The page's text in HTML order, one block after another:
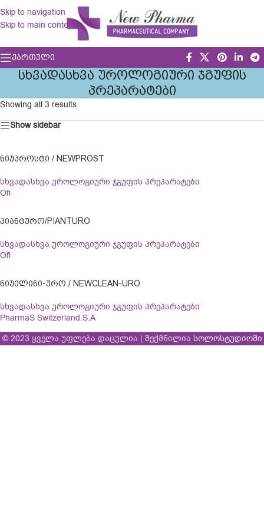
Skip to navigation
Skip to main content
ᲥᲐᲠᲗᲣᲚᲘ
ᲡᲮᲕᲐᲓᲐᲡᲮᲕᲐ ᲣᲠᲝᲚᲝᲒᲘᲣᲠᲘ ᲯᲒᲣᲤᲘᲡ
ᲞᲠᲔᲞᲐᲠᲐᲢᲔᲑᲘ
Showing all 3 results
Show sidebar
ᲜᲘᲣᲞᲠᲝᲡᲢᲘ / NEWPROST
სხვადასხვა უროლოგიური ჯგუფის პრეპარატები
Ofi
ᲞᲘᲐᲜᲢᲣᲠᲝ/PIANTURO
სხვადასხვა უროლოგიური ჯგუფის პრეპარატები
Ofi
ᲜᲘᲣᲥᲚᲘᲜᲘ-ᲣᲠᲝ / NEWCLEAN-URO
სხვადასხვა უროლოგიური ჯგუფის პრეპარატები
PharmaS Switzerland.S.A
© 2023 ყველა უფლება დაცულია | შექმნილია სოლოსტუდიოში